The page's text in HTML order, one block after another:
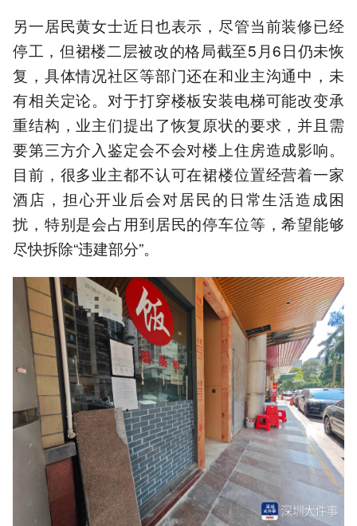
另一居民黄女士近日也表示，尽管当前装修已经
停工，但裙楼二层被改的格局截至5月6日仍未恢
复，具体情况社区等部门还在和业主沟通中，未
有相关定论。对于打穿楼板安装电梯可能改变承
重结构，业主们提出了恢复原状的要求，并且需
要第三方介入鉴定会不会对楼上住房造成影响。
目前，很多业主都不认可在裙楼位置经营着一家
酒店，担心开业后会对居民的日常生活造成困
扰，特别是会占用到居民的停车位等，希望能够
尽快拆除“违建部分”。